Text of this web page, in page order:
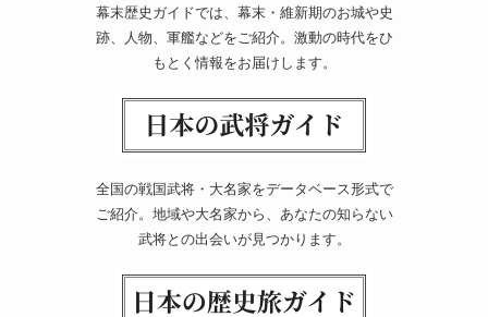
幕末歴史ガイドでは、幕末・維新期のお城や史
跡、人物、軍艦などをご紹介。激動の時代をひ
もとく情報をお届けします。
全国の戦国武将・大名家をデータベース形式で
ご紹介。地域や大名家から、あなたの知らない
武将との出会いが見つかります。